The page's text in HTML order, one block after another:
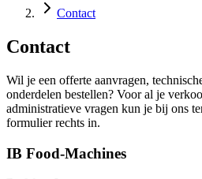
Contact
Contact
Wil je een offerte aanvragen,
onderdelen bestellen? Voor al je
administratieve vragen kun je bij ons
formulier rechts in.
IB Food-Machines